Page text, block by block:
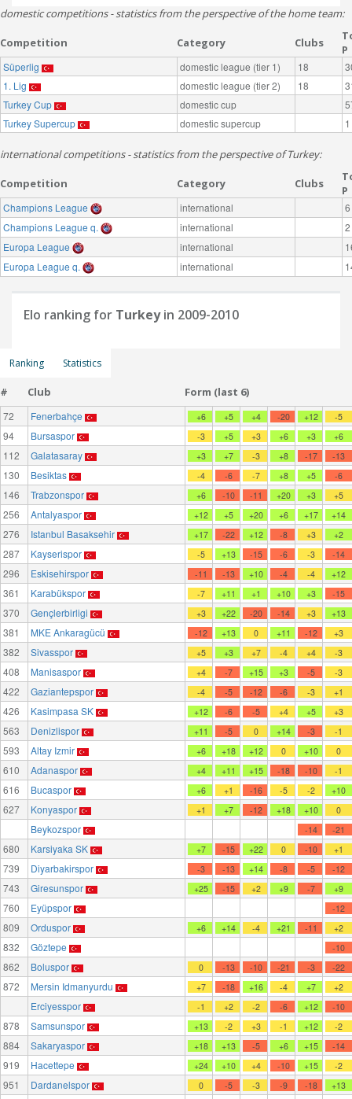
domestic competitions - statistics from the perspective of the home team:
Competition Category Clubs
P
Süperlig domestic league (tier 1) 18
1. Lig
domestic league (tier 2) 18
Turkey Cup
domestic cup
Turkey Supercup
domestic supercup 1
international competitions - statistics from the perspective of Turkey:
Competition Category Clubs
P
Champions League international
6
Champions League q.
international
2
Europa League
international
Europa League q.
international
Elo ranking for Turkeyin 2009-2010
Ranking Statistics
# Club Form (last 6)
72 Fenerbahçe +6 +5 +4 -20 +12 -5
94 Bursaspor -3 +5 +3 +6 +3 +6
112 Galatasaray +3 +7 -3 +8 -17 -13
130 Besiktas -4 -6 -7 +8 +5 -6
146 Trabzonspor +6 -10 -11 +20 +3 +5
256 Antalyaspor +12 +5 +20 +6 +17 +14
276 Istanbul Basaksehir +17 -22 +12 -8 +3 +2
287 Kayserispor -5 +13 -15 -6 -3 -14
296 Eskisehirspor -11 -13 +10 -4 -4 +12
361 Karabükspor -7 +11 +1 +10 +3 -15
370 Gençlerbirligi +3 +22 -20 -14 +3 +13
381 MKE Ankaragücü -12 +13 0 +11 -12 +3
382 Sivasspor +5 +3 +7 -4 +4 -3
408 Manisaspor +4 -7 +15 +3 -5 -3
422 Gaziantepspor -4 -5 -12 -6 -3 +1
426 Kasimpasa SK +12 -6 -5 +4 +5 +3
563 Denizlispor +11 -5 0 +14 -3 -1
593 Altay Izmir +6 +18 +12 0 +10 0
610 Adanaspor +4 +11 +15 -18 -10 -1
616 Bucaspor +6 +1 -16 -5 -2 +10
627 Konyaspor +1 +7 -12 +18 +10 0
Beykozspor -14 -21
680 Karsiyaka SK +7 -15 +22 0 -10 +1
739 Diyarbakirspor -3 -13 +14 -8 -5 -12
743 Giresunspor +25 -15 +2 +9 -7 +9
760 Eyüpspor -12
809 Orduspor +6 +14 -4 +21 -11 +2
832 Göztepe -10
862 Boluspor 0 -13 -10 -21 -3 -22
872 Mersin Idmanyurdu +7 -18 +16 -4 +7 +2
Erciyesspor -1 +2 -2 -6 +12 -10
878 Samsunspor +13 -2 +3 -1 +12 -2
884 Sakaryaspor +18 +13 -5 +6 +15 -14
919 Hacettepe +24 +10 +4 -10 +15 -2
951 Dardanelspor 0 -5 -3 -9 -18 +13